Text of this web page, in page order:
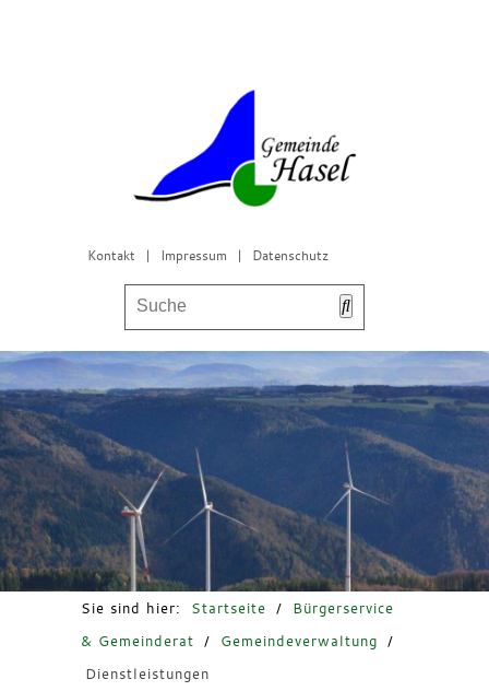
Kontakt | Impressum | Datenschutz
Bürgerservice & Gemeinderat
Leben in Hasel
Freizeit & Tourismus
Sie sind hier: Startseite /
Bürgerservice
& Gemeinderat
/ Gemeindeverwaltung
/
Dienstleistungen